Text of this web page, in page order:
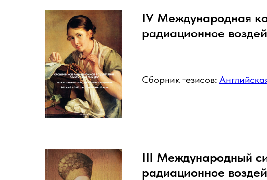
IV Международная
радиационное
Сборник тезисов:
III Международный
радиационное